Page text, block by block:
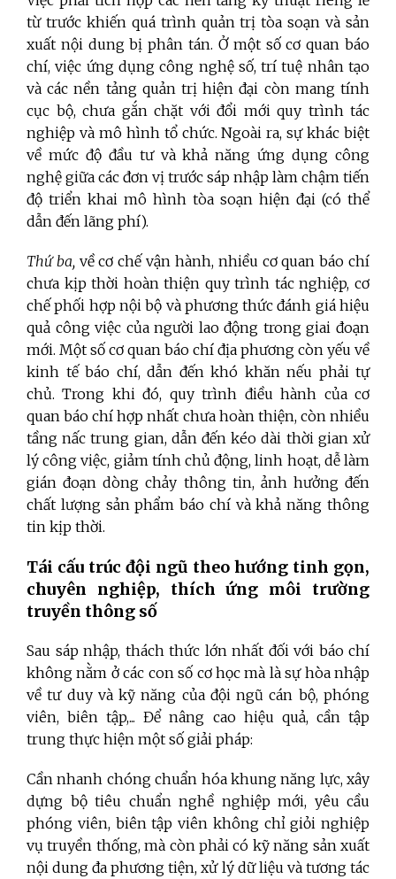
từ trước khiến quá trình quản trị tòa soạn và sản
xuất nội dung bị phân tán. Ở một số cơ quan báo
chí, việc ứng dụng công nghệ số, trí tuệ nhân tạo
và các nền tảng quản trị hiện đại còn mang tính
cục bộ, chưa gắn chặt với đổi mới quy trình tác
nghiệp và mô hình tổ chức. Ngoài ra, sự khác biệt
về mức độ đầu tư và khả năng ứng dụng công
nghệ giữa các đơn vị trước sáp nhập làm chậm tiến
độ triển khai mô hình tòa soạn hiện đại (có thể
dẫn đến lãng phí).
Thứ ba, về cơ chế vận hành, nhiều cơ quan báo chí
chưa kịp thời hoàn thiện quy trình tác nghiệp, cơ
chế phối hợp nội bộ và phương thức đánh giá hiệu
quả công việc của người lao động trong giai đoạn
mới. Một số cơ quan báo chí địa phương còn yếu về
kinh tế báo chí, dẫn đến khó khăn nếu phải tự
chủ. Trong khi đó, quy trình điều hành của cơ
quan báo chí hợp nhất chưa hoàn thiện, còn nhiều
tầng nấc trung gian, dẫn đến kéo dài thời gian xử
lý công việc, giảm tính chủ động, linh hoạt, dễ làm
gián đoạn dòng chảy thông tin, ảnh hưởng đến
chất lượng sản phẩm báo chí và khả năng thông
tin kịp thời.
Tái cấu trúc đội ngũ theo hướng tinh gọn,
chuyên nghiệp, thích ứng môi trường
truyền thông số
Sau sáp nhập, thách thức lớn nhất đối với báo chí
không nằm ở các con số cơ học mà là sự hòa nhập
về tư duy và kỹ năng của đội ngũ cán bộ, phóng
viên, biên tập,... Để nâng cao hiệu quả, cần tập
trung thực hiện một số giải pháp:
Cần nhanh chóng chuẩn hóa khung năng lực, xây
dựng bộ tiêu chuẩn nghề nghiệp mới, yêu cầu
phóng viên, biên tập viên không chỉ giỏi nghiệp
vụ truyền thống, mà còn phải có kỹ năng sản xuất
nội dung đa phương tiện, xử lý dữ liệu và tương tác